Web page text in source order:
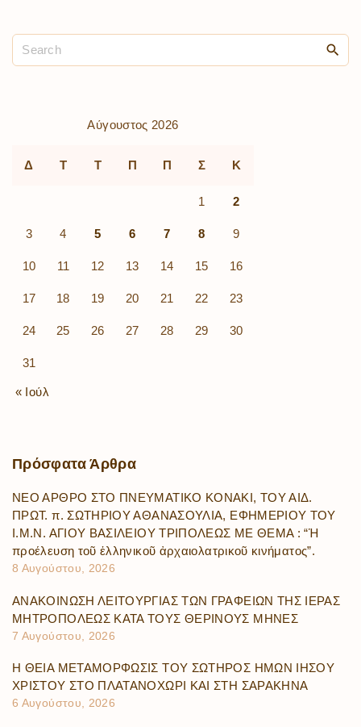
Αύγουστος 2026
Δ Τ Τ Π Π Σ Κ
1 2
3 4 5 6 7 8 9
10 11 12 13 14 15 16
17 18 19 20 21 22 23
24 25 26 27 28 29 30
31
« Ιούλ
Πρόσφατα Άρθρα
ΝΕΟ ΑΡΘΡΟ ΣΤΟ ΠΝΕΥΜΑΤΙΚΟ ΚΟΝΑΚΙ, ΤΟΥ ΑΙΔ.
ΠΡΩΤ. π. ΣΩΤΗΡΙΟΥ ΑΘΑΝΑΣΟΥΛΙΑ, ΕΦΗΜΕΡΙΟΥ ΤΟΥ
Ι.Μ.Ν. ΑΓΙΟΥ ΒΑΣΙΛΕΙΟΥ ΤΡΙΠΟΛΕΩΣ ΜΕ ΘΕΜΑ : “Ἡ
προέλευση τοῦ ἑλληνικοῦ ἀρχαιολατρικοῦ κινήματος”.
8 Αυγούστου, 2026
ΑΝΑΚΟΙΝΩΣΗ ΛΕΙΤΟΥΡΓΙΑΣ ΤΩΝ ΓΡΑΦΕΙΩΝ ΤΗΣ ΙΕΡΑΣ
ΜΗΤΡΟΠΟΛΕΩΣ ΚΑΤΑ ΤΟΥΣ ΘΕΡΙΝΟΥΣ ΜΗΝΕΣ
7 Αυγούστου, 2026
Η ΘΕΙΑ ΜΕΤΑΜΟΡΦΩΣΙΣ ΤΟΥ ΣΩΤΗΡΟΣ ΗΜΩΝ ΙΗΣΟΥ
ΧΡΙΣΤΟΥ ΣΤΟ ΠΛΑΤΑΝΟΧΩΡΙ ΚΑΙ ΣΤΗ ΣΑΡΑΚΗΝΑ
6 Αυγούστου, 2026